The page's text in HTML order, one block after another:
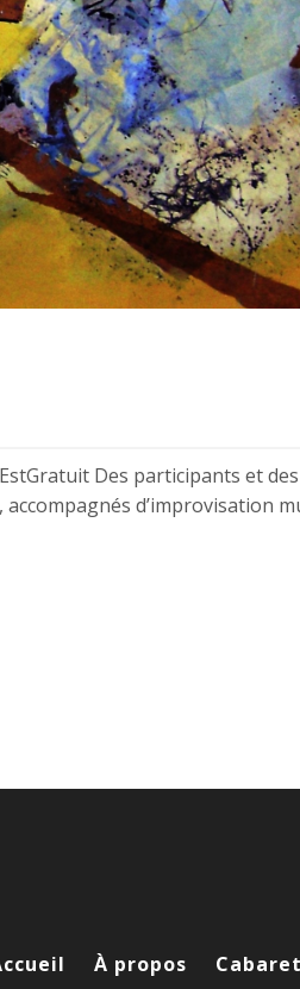
Des participants et
d’improvisation
À propos